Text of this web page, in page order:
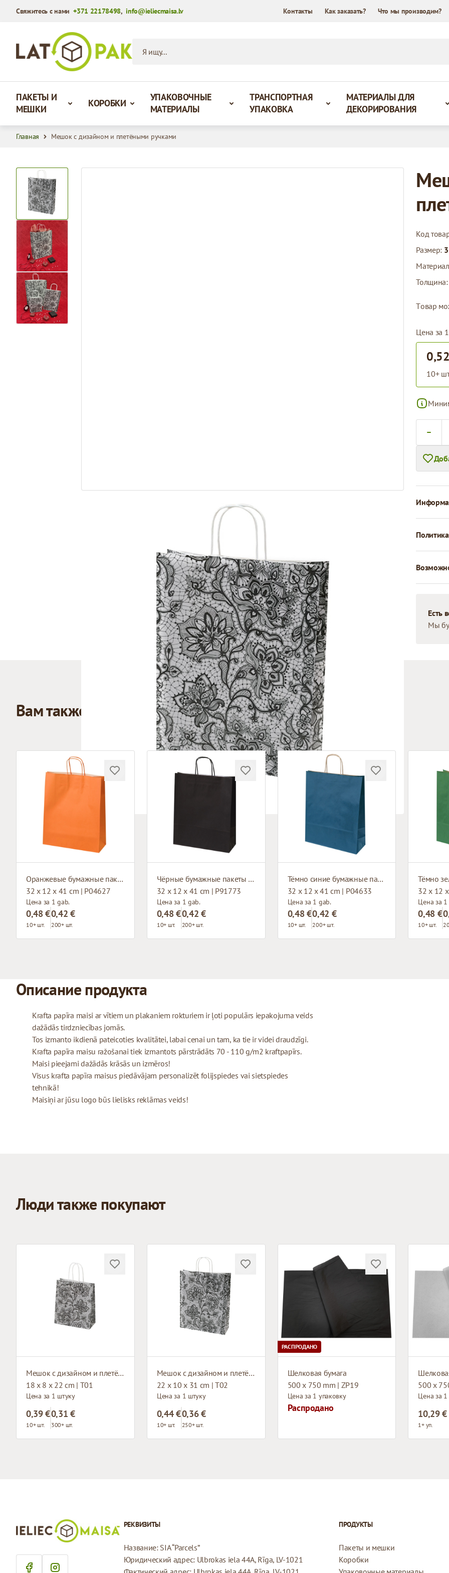
Свяжитесь с нами+371 22178498,info@ieliecmaisa.lv Контакты Как заказать? Что мы производим?
ПАКЕТЫ И
МЕШКИ
КОРОБКИ
УПАКОВОЧНЫЕ
МАТЕРИАЛЫ
ТРАНСПОРТНАЯ
УПАКОВКА
МАТЕРИАЛЫ ДЛЯ
ДЕКОРИРОВАНИЯ
Главная Мешок с дизайном и плетёными ручками
View larger image
View larger image
View larger image
Код
Размер:
Толщина:
Tовар
Цена за
10+
Есть
Мы
Вам также может понравиться
Оранжевые бумажные пакеты с плетёными ручками
32 x 12 x 41 cm | P04627
Цена за 1 gab.
0,48 €
10+ шт.
0,42 €
200+ шт.
Чёрные бумажные пакеты с плетёными ручками
32 x 12 x 41 cm | P91773
Цена за 1 gab.
0,48 €
10+ шт.
0,42 €
200+ шт.
Тёмно синие бумажные пакеты с коричневыми плетёными ручками
32 x 12 x 41 cm | P04633
Цена за 1 gab.
0,48 €
10+ шт.
0,42 €
200+ шт.
32 x 12
Цена за 1
0,48 €
10+ шт.
Описание продукта
Krafta papīra maisi ar vītiem un plakaniem rokturiem ir ļoti populārs iepakojuma veids
dažādās tirdzniecības jomās.
Tos izmanto ikdienā pateicoties kvalitātei, labai cenai un tam, ka tie ir videi draudzīgi.
Krafta papīra maisu ražošanai tiek izmantots pārstrādāts 70 - 110 g/m2 kraftpapīrs.
Maisi pieejami dažādās krāsās un izmēros!
Visus krafta papīra maisus piedāvājam personalizēt folijspiedes vai sietspiedes
tehnikā!
Maisiņi ar jūsu logo būs lielisks reklāmas veids!
Люди также покупают
Мешок с дизайном и плетёными ручками
18 x 8 x 22 cm | T01
Цена за 1 штуку
0,39 €
10+ шт.
0,31 €
300+ шт.
Мешок с дизайном и плетёными ручками
22 x 10 x 31 cm | T02
Цена за 1 штуку
0,44 €
10+ шт.
0,36 €
250+ шт.
РАСПРОДАНО
Шелковая бумага
500 x 750 mm | ZP19
Цена за 1 упаковку
Распродано
500 x
Цена за 1
10,29 €
1+ уп.
РЕКВИЗИТЫ
Название: SIA “Parcels”
Юридический адрес: Ulbrokas iela 44A, Rīga, LV-1021
ПРОДУКТЫ
Пакеты и мешки
Коробки